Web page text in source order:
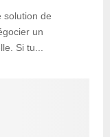
solution de
un
Si tu...